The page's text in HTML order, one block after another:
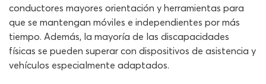
conductores mayores orientación y herramientas para
que se mantengan móviles e independientes por más
tiempo. Además, la mayoría de las discapacidades
físicas se pueden superar con dispositivos de asistencia y
vehículos especialmente adaptados.